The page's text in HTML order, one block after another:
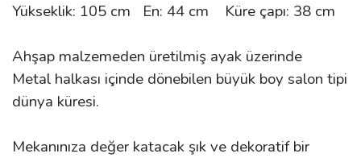
Yükseklik: 105 cm En: 44 cm Küre çapı: 38 cm
Ahşap malzemeden üretilmiş ayak üzerinde
Metal halkası içinde dönebilen büyük boy salon tipi
dünya küresi.
Mekanınıza değer katacak şık ve dekoratif bir